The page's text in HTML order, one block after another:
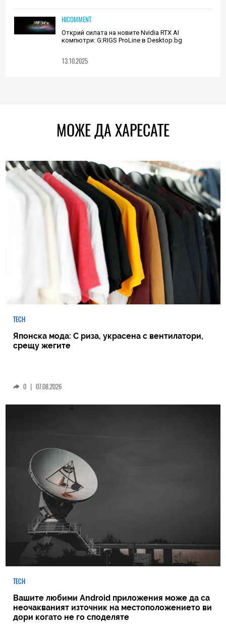
HICOMMENT
Открий силата на новите Nvidia RTX AI
компютри: G:RIGS ProLine в Desktop.bg
13.10.2025
МОЖЕ ДА ХАРЕСАТЕ
TECH
Японска мода: С риза, украсена с вентилатори,
срещу жегите
0 | 07.08.2026
TECH
Вашите любими Android приложения може да са
неочакваният източник на местоположението ви
дори когато не го споделяте